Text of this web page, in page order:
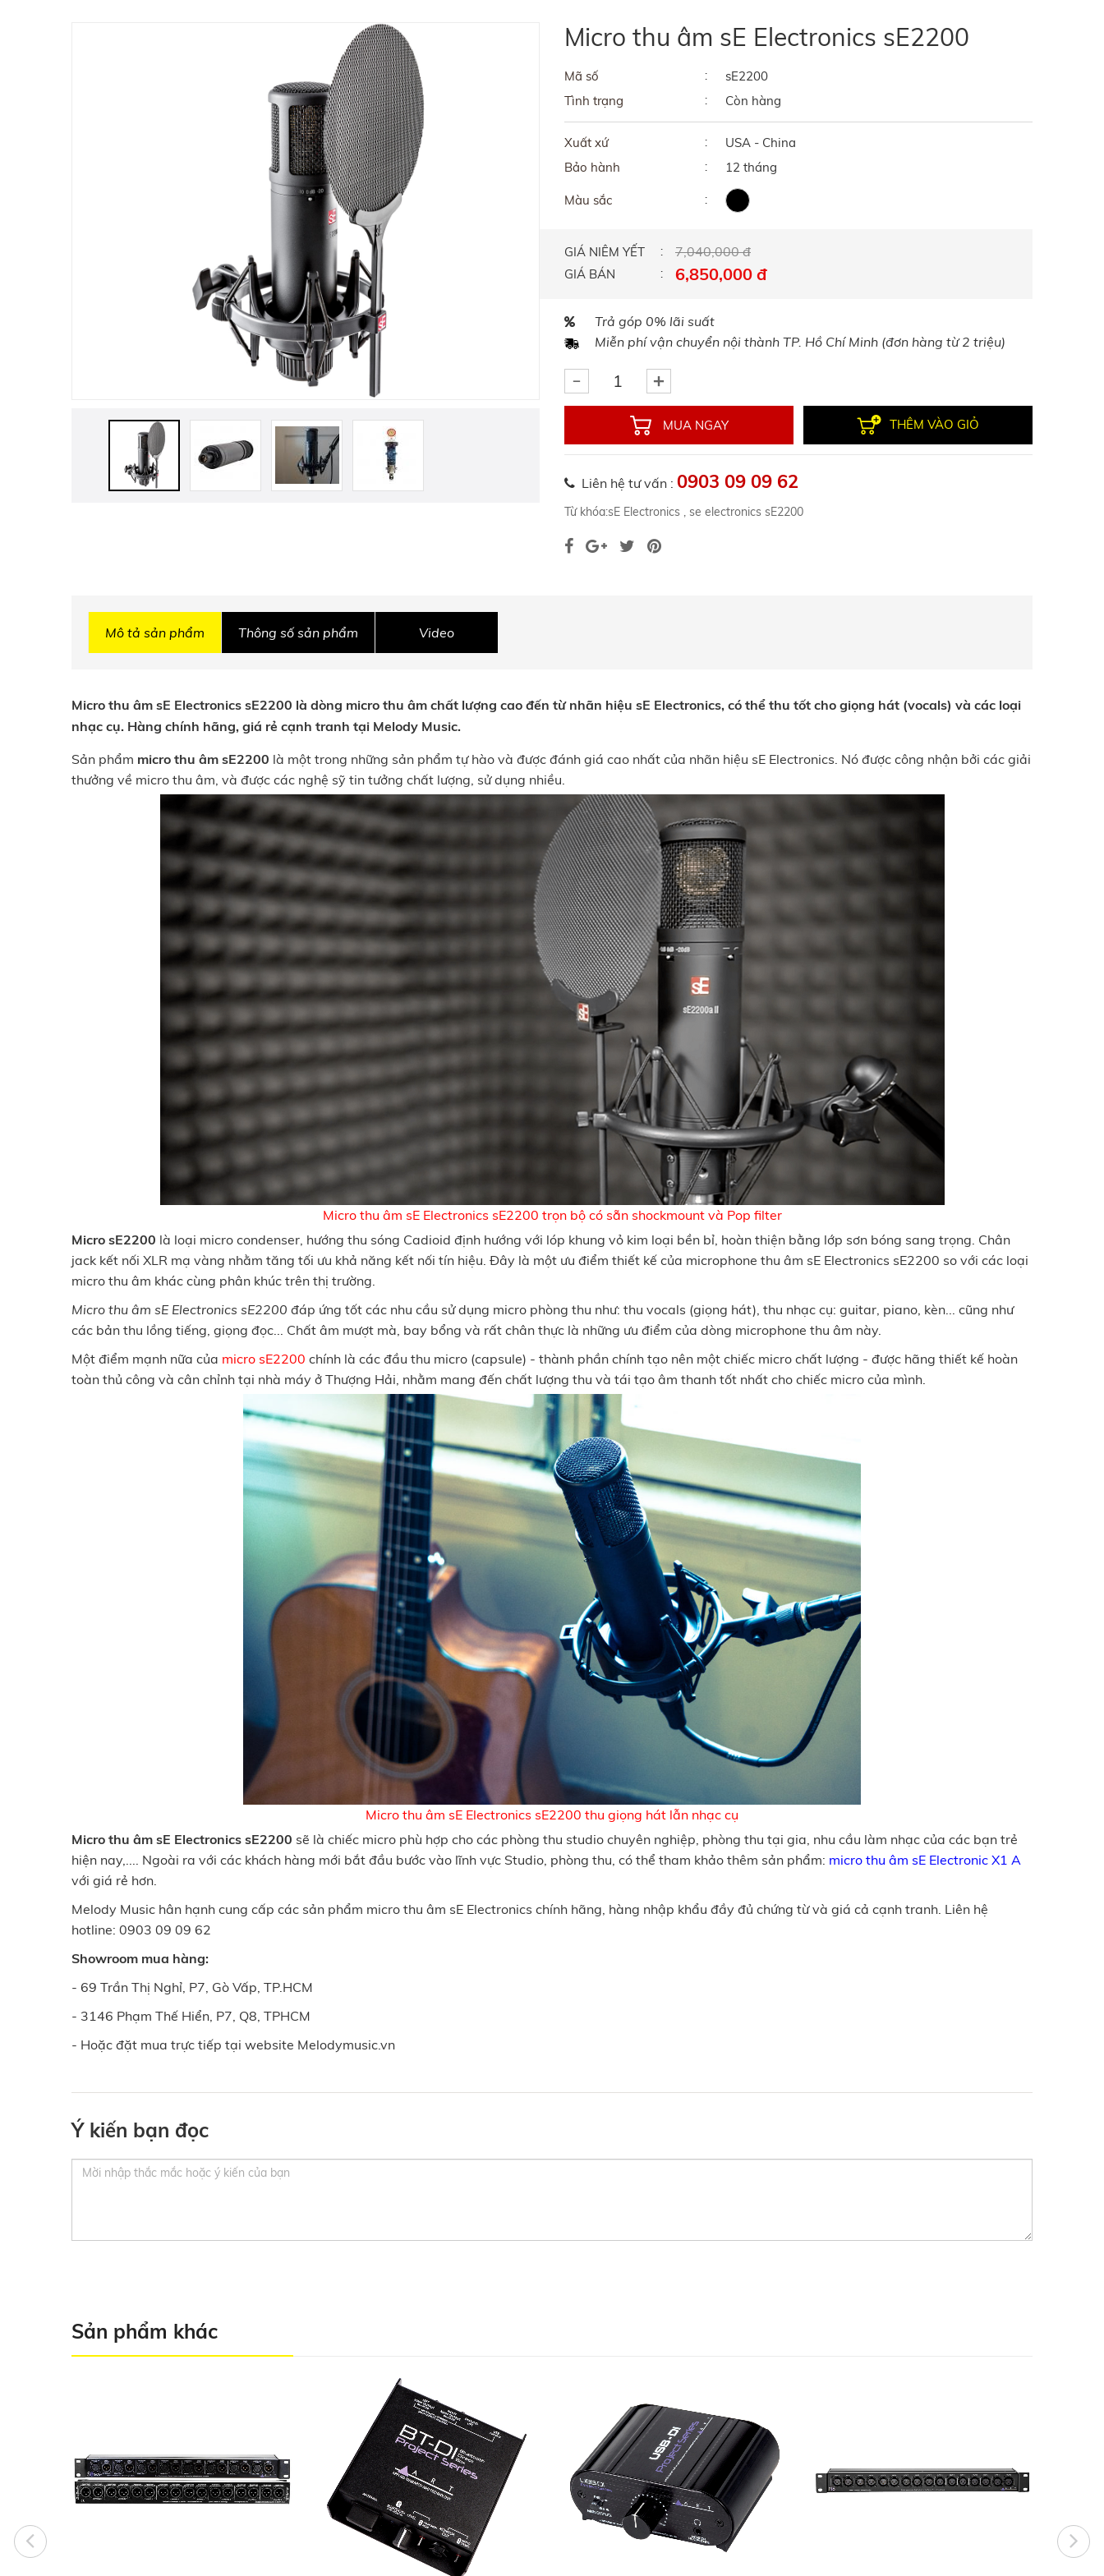
Micro thu âm sE Electronics sE2200
Mã số
sE2200
Tình trạng
Còn hàng
Xuất xứ
USA - China
Bảo hành
12 tháng
Màu sắc
GIÁ NIÊM YẾT 7,040,000 đ
GIÁ BÁN 6,850,000 đ
Trả góp 0% lãi suất
Miễn phí vận chuyển nội thành TP. Hồ Chí Minh (đơn hàng từ 2 triệu)
MUA NGAY THÊM VÀO GIỎ
Liên hệ tư vấn : 0903 09 09 62
Từ khóa:sE Electronics , se electronics sE2200
Mô tả sản phẩm Thông số sản phẩm Video
Micro thu âm sE Electronics sE2200 là dòng micro thu âm chất lượng cao đến từ nhãn hiệu sE Electronics, có thể thu tốt cho giọng hát (vocals) và các loại
nhạc cụ. Hàng chính hãng, giá rẻ cạnh tranh tại Melody Music.
Sản phẩm micro thu âm sE2200 là một trong những sản phẩm tự hào và được đánh giá cao nhất của nhãn hiệu sE Electronics. Nó được công nhận bởi các giải
thưởng về micro thu âm, và được các nghệ sỹ tin tưởng chất lượng, sử dụng nhiều.
Micro thu âm sE Electronics sE2200 trọn bộ có sẵn shockmount và Pop filter
Micro sE2200 là loại micro condenser, hướng thu sóng Cadioid định hướng với lóp khung vỏ kim loại bền bỉ, hoàn thiện bằng lớp sơn bóng sang trọng. Chân
jack kết nối XLR mạ vàng nhằm tăng tối ưu khả năng kết nối tín hiệu. Đây là một ưu điểm thiết kế của microphone thu âm sE Electronics sE2200 so với các loại
micro thu âm khác cùng phân khúc trên thị trường.
Micro thu âm sE Electronics sE2200 đáp ứng tốt các nhu cầu sử dụng micro phòng thu như: thu vocals (giọng hát), thu nhạc cụ: guitar, piano, kèn... cũng như
các bản thu lồng tiếng, giọng đọc... Chất âm mượt mà, bay bổng và rất chân thực là những ưu điểm của dòng microphone thu âm này.
Một điểm mạnh nữa của micro sE2200 chính là các đầu thu micro (capsule) - thành phần chính tạo nên một chiếc micro chất lượng - được hãng thiết kế hoàn
toàn thủ công và cân chỉnh tại nhà máy ở Thượng Hải, nhằm mang đến chất lượng thu và tái tạo âm thanh tốt nhất cho chiếc micro của mình.
Micro thu âm sE Electronics sE2200 thu giọng hát lẫn nhạc cụ
Micro thu âm sE Electronics sE2200 sẽ là chiếc micro phù hợp cho các phòng thu studio chuyên nghiệp, phòng thu tại gia, nhu cầu làm nhạc của các bạn trẻ
hiện nay,.... Ngoài ra với các khách hàng mới bắt đầu bước vào lĩnh vực Studio, phòng thu, có thể tham khảo thêm sản phẩm: micro thu âm sE Electronic X1 A
với giá rẻ hơn.
Melody Music hân hạnh cung cấp các sản phẩm micro thu âm sE Electronics chính hãng, hàng nhập khẩu đầy đủ chứng từ và giá cả cạnh tranh. Liên hệ
hotline: 0903 09 09 62
Showroom mua hàng:
- 69 Trần Thị Nghỉ, P7, Gò Vấp, TP.HCM
- 3146 Phạm Thế Hiển, P7, Q8, TPHCM
- Hoặc đặt mua trực tiếp tại website Melodymusic.vn
Ý kiến bạn đọc
Sản phẩm khác